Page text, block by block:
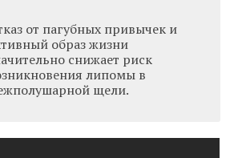
от пагубных привычек и
образ жизни
снижает риск
липомы в
щели.